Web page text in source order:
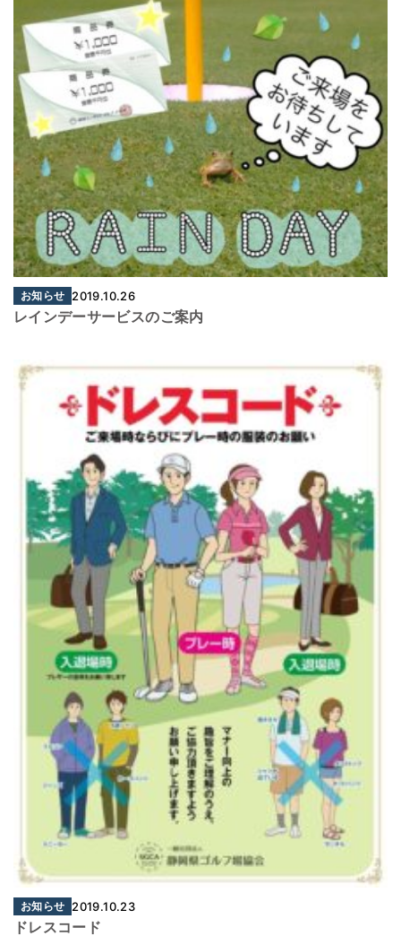
お知らせ 2019.10.26
レインデーサービスのご案内
お知らせ 2019.10.23
ドレスコード